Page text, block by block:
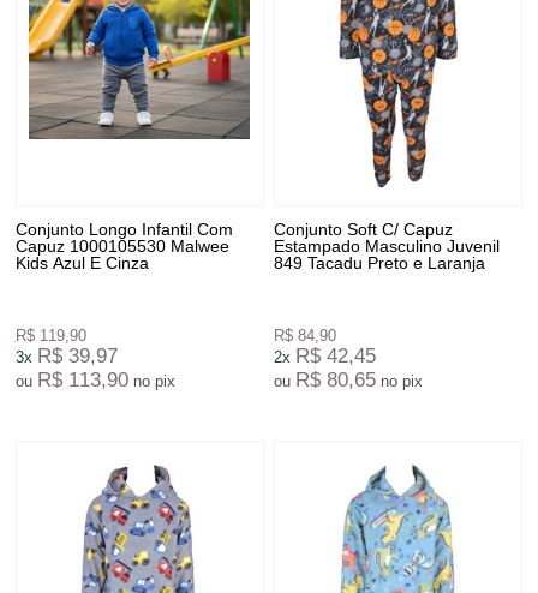
Conjunto Longo Infantil Com
Capuz 1000105530 Malwee
Kids Azul E Cinza
R$ 119,90
3x R$ 39,97
ou R$ 113,90 no pix
Conjunto Soft C/ Capuz
Estampado Masculino Juvenil
849 Tacadu Preto e Laranja
R$ 84,90
2x R$ 42,45
ou R$ 80,65 no pix